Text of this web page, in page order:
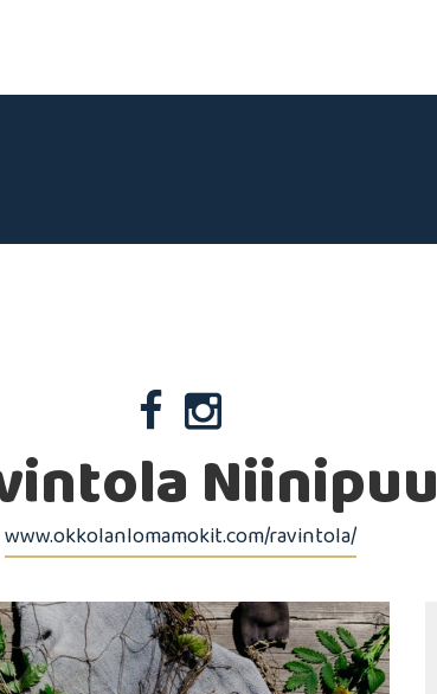
Niinipuu
www.okkolanlomamokit.com/ravintola/